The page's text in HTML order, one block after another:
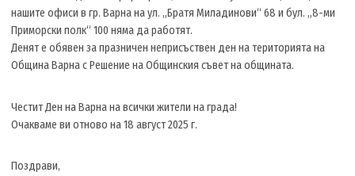
нашите офиси в гр. Варна на ул. „Братя Миладинови“ 68 и бул. „8-ми
Приморски полк“ 100 няма да работят.
Денят е обявен за празничен неприсъствен ден на територията на
Община Варна с Решение на Общинския съвет на общината.
Честит Ден на Варна на всички жители на града!
Очакваме ви отново на 18 август 2025 г.
Поздрави,